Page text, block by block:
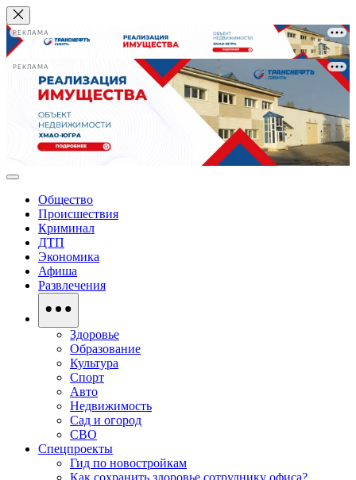
РЕКЛАМА
РЕКЛАМА
Общество
Происшествия
Криминал
ДТП
Экономика
Афиша
Развлечения
Здоровье
Образование
Культура
Спорт
Авто
Недвижимость
Сад и огород
СВО
Спецпроекты
Гид по новостройкам